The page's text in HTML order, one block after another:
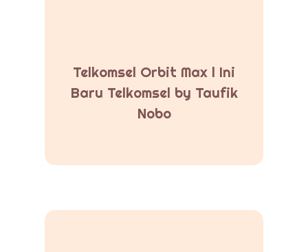
Telkomsel Orbit Max l Ini
Baru Telkomsel by Taufik
Nobo